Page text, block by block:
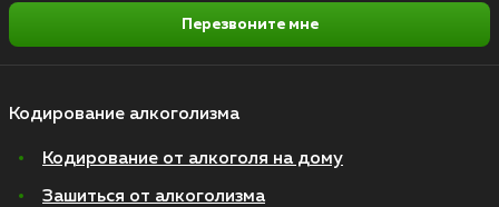
Кодирование алкоголизма
Кодирование от алкоголя на дому
Зашиться от алкоголизма
Перезвоните мне